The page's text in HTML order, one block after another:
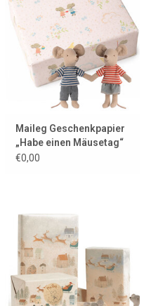
Maileg Geschenkpapier
„Habe einen Mäusetag“
€0,00